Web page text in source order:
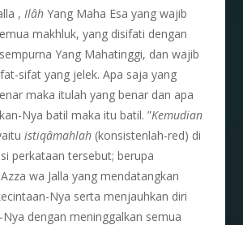
,Ilâh Yang Maha Esa yang wajib
makhluk, yang disifati dengan
Yang Mahatinggi, dan wajib
sifat yang jelek. Apa saja yang
maka itulah yang benar dan apa
Nya batil maka itu batil. ”Kemudian
istiqâmahlah (konsistenlah-red) di
perkataan tersebut; berupa
wa Jalla yang mendatangkan
Nya serta menjauhkan diri
dengan meninggalkan semua